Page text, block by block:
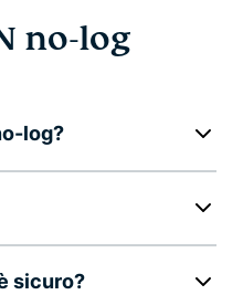
no-log
log?
sicuro?